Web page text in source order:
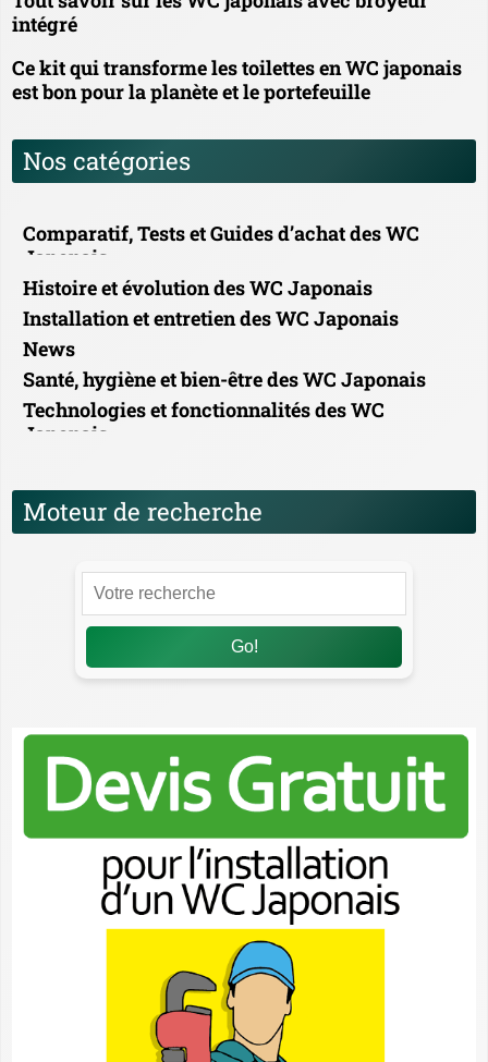
intégré
Ce kit qui transforme les toilettes en WC japonais
est bon pour la planète et le portefeuille
Nos catégories
Comparatif, Tests et Guides d’achat des WC
Japonais
Histoire et évolution des WC Japonais
Installation et entretien des WC Japonais
News
Santé, hygiène et bien-être des WC Japonais
Technologies et fonctionnalités des WC
Japonais
Moteur de recherche
Go!